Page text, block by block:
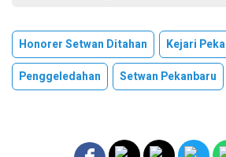
Honorer Setwan Ditahan
Kejari
Penggeledahan
Setwan Pekanbaru